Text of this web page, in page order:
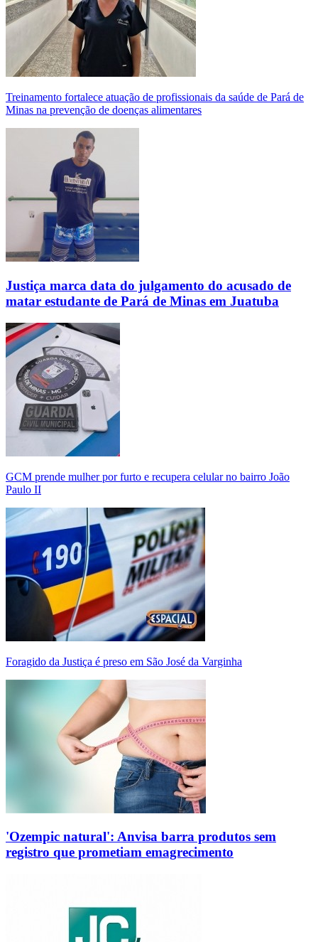
Treinamento fortalece atuação de profissionais da saúde de Pará de
Minas na prevenção de doenças alimentares
Justiça marca data do julgamento do acusado de
matar estudante de Pará de Minas em Juatuba
GCM prende mulher por furto e recupera celular no bairro João
Paulo II
Foragido da Justiça é preso em São José da Varginha
'Ozempic natural': Anvisa barra produtos sem
registro que prometiam emagrecimento